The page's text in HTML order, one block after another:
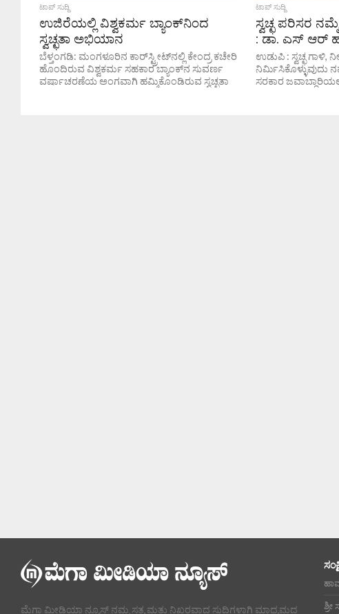
ಟಾಪ್ ಸುದ್ದಿ
ಉಜಿರೆಯಲ್ಲಿ ವಿಶ್ವಕರ್ಮ ಬ್ಯಾಂಕ್‌ನಿಂದ
ಸ್ವಚ್ಛತಾ ಅಭಿಯಾನ
ಬೆಳ್ತಂಗಡಿ: ಮಂಗಳೂರಿನ ಕಾರ್‌ಸ್ಟ್ರೀಟ್‌ನಲ್ಲಿ ಕೇಂದ್ರ ಕಚೇರಿ
ಹೊಂದಿರುವ ವಿಶ್ವಕರ್ಮ ಸಹಕಾರ ಬ್ಯಾಂಕ್‌ನ ಸುವರ್ಣ
ವರ್ಷಾಚರಣೆಯ ಅಂಗವಾಗಿ ಹಮ್ಮಿಕೊಂಡಿರುವ ಸ್ವಚ್ಛತಾ
ಟಾಪ್ ಸುದ್ದಿ
ಸ್ವಚ್ಛ ಪರಿಸರ
: ಡಾ. ಎಸ್ ಆರ್
ಉಡುಪಿ : ಸ್ವಚ್ಛ ಗಾಳಿ,
ನಿರ್ಮಿಸಿಕೊಳ್ಳುವುದು
ಸರಕಾರ
ಮೆಗಾ ಮೀಡಿಯಾ ನ್ಯೂಸ್ ನಮ್ಮ ಸತ್ಯ ಮತ್ತು ನಿಖರವಾದ ಸುದ್ದಿಗಳಾಗಿ ಮಾಧ್ಯಮದ